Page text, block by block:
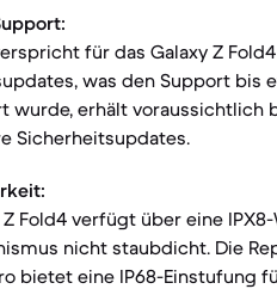
für das Galaxy Z
was den Support bis
wurde, erhält voraussichtlich
Sicherheitsupdates.
Z Fold4 verfügt über eine
nicht staubdicht. Die
bietet eine IP68-